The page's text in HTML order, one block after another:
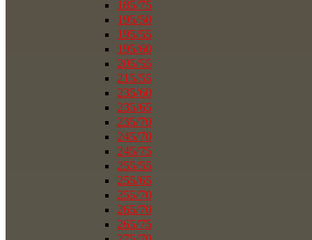
185/75
195/50
195/55
195/60
205/55
215/55
235/60
235/65
235/70
245/70
245/75
255/55
255/65
255/70
265/70
265/75